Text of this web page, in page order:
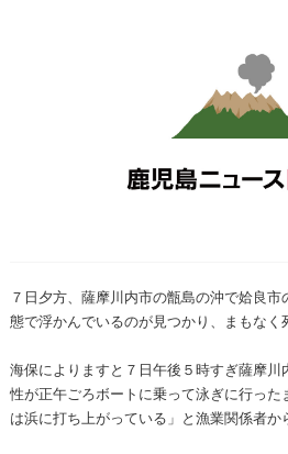
７日夕方、薩摩川内市の甑島の沖で姶良
態で浮かんでいるのが見つかり、まもなく
海保によりますと７日午後５時すぎ薩摩
性が正午ごろボートに乗って泳ぎに行った
は浜に打ち上がっている」と漁業関係者か